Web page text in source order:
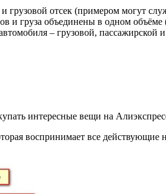
грузовой отсек (примером могут
и груза объединены в одном
– грузовой,
интересные вещи на
воспринимает все действующие